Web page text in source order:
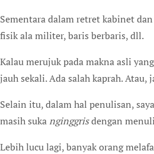
Sementara dalam retret kabinet
fisik ala militer, baris berbaris, dll.
Kalau merujuk pada makna asli
jauh sekali. Ada salah kaprah.
Selain itu, dalam hal penulisan,
masih sukanginggrisdengan
Lebih lucu lagi, banyak orang